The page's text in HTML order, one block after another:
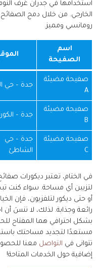
استخدامها في جدران غرف
الخارجي. من خلال دمج
رومانسي ومميز.
اسم
الصفيحة
صفيحة مضيئة
A
جدة – حي
صفيحة مضيئة
B
جدة –
صفيحة مضيئة
C
جدة – حي
الشاطئ
في الختام، تعتبر ديكورات
لتزيين أي مساحة. سواء كنت
أو حتى ديكور لتلفزيون، فإن
رائعة وجذابة. لذلك، لا تنسَ أن
بشكل احترافي هما المفتاح
مستعدًا لتجديد مساحتك
تتوانى في التواصل معنا
إضافية حول الخدمات المتاحة!